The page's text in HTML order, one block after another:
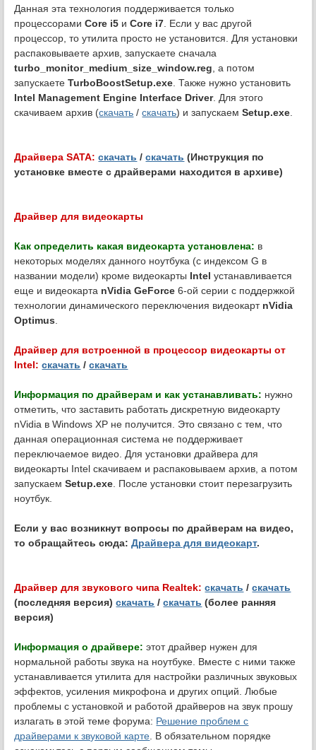
Данная эта технология поддерживается только
процессорамиCore i5 иCore i7 . Если у вас другой
процессор, то утилита просто не установится. Для установки
распаковываете архив, запускаете сначала
turbo_monitor_medium_size_window.reg , а потом
запускаетеTurboBoostSetup.exe . Также нужно установить
Intel Management Engine Interface Driver. Для этого
скачиваем архив (скачать /скачать) и запускаемSetup.exe
Драйвера SATA: скачать /скачать (Инструкция по
установке вместе с драйверами находится в архиве)
Драйвер для видеокарты
Как определить какая видеокарта установлена: в
некоторых моделях данного ноутбука (с индексом G в
названии модели) кроме видеокарты Intel устанавливается
еще и видеокарта nVidia GeForce 6-ой серии с поддержкой
технологии динамического переключения видеокарт nVidia
Optimus
Драйвер для встроенной в процессор видеокарты от
Intel: скачать /скачать
Информация по драйверам и как устанавливать: нужно
отметить, что заставить работать дискретную видеокарту
nVidia в Windows XP не получится. Это связано с тем, что
данная операционная система не поддерживает
переключаемое видео. Для установки драйвера для
видеокарты Intel скачиваем и распаковываем архив, а потом
запускаемSetup.exe . После установки стоит перезагрузить
ноутбук.
Если у вас возникнут вопросы по драйверам на видео,
то обращайтесь сюда:Драйвера для видеокарт.
Драйвер для звукового чипа Realtek: скачать /скачать
(последняя версия)скачать /скачать (более ранняя
версия)
Информация о драйвере: этот драйвер нужен для
нормальной работы звука на ноутбуке. Вместе с ними также
устанавливается утилита для настройки различных звуковых
эффектов, усиления микрофона и других опций. Любые
проблемы с установкой и работой драйверов на звук прошу
излагать в этой теме форума: Решение проблем с
драйверами к звуковой карте . В обязательном порядке